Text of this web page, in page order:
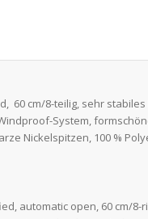
60 cm/8-teilig, sehr stabiles
System,
Nickelspitzen, 100 %
automatic open, 60 cm/